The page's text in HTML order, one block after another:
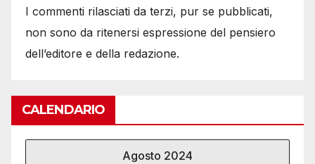
I commenti rilasciati da terzi, pur se pubblicati,
non sono da ritenersi espressione del pensiero
dell’editore e della redazione.
CALENDARIO
Agosto 2024